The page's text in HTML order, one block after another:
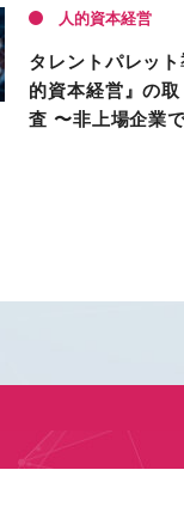
人的資本経営
タレントパレッ
的資本経営』の
査 〜非上場企業